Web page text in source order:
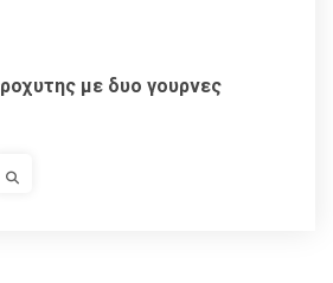
με δυο γουρνες
VISIT LINK